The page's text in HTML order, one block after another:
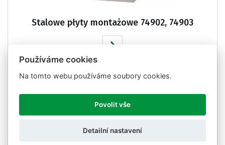
Stalowe płyty montażowe 74902, 74903
Používáme cookies
Na tomto webu používáme soubory cookies.
Povolit vše
Detailní nastavení